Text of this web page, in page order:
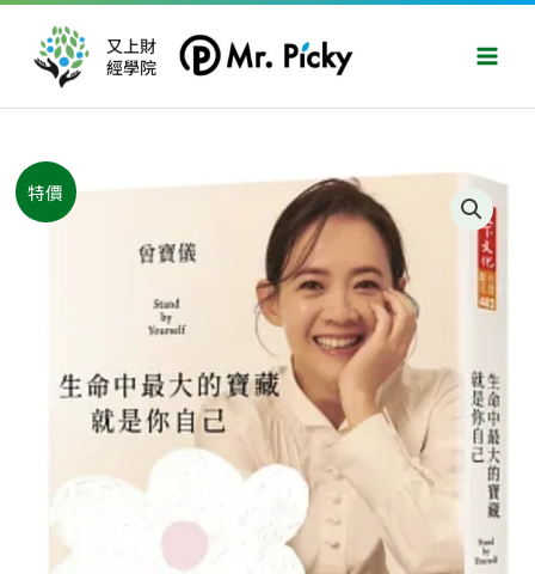
要
又上財
經學院
特價
原
價
NT$420。
目
格：
NT$331。
生
命